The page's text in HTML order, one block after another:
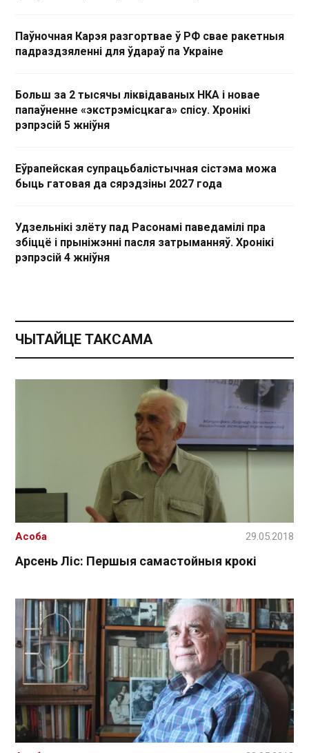
Паўночная Карэя разгортвае ў РФ свае ракетныя
падраздзяленні для ўдараў па Украіне
Больш за 2 тысячы ліквідаваных НКА і новае
папаўненне «экстрэмісцкага» спісу. Хронікі
рэпрэсій 5 жніўня
Еўрапейская супрацьбалістычная сістэма можа
быць гатовая да сярэдзіны 2027 года
Удзельнікі злёту пад Расонамі паведамілі пра
збіццё і прыніжэнні пасля затрыманняў. Хронікі
рэпрэсій 4 жніўня
ЧЫТАЙЦЕ ТАКСАМА
Арсень Ліс: Першыя самастойныя крокі
Асоба 29.05.2018